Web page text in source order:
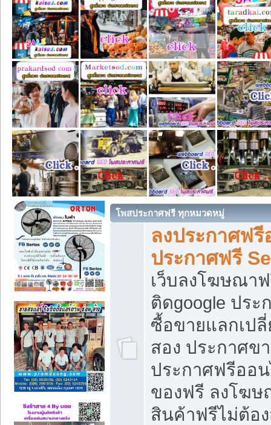
โพสประกาศฟรี ทุกหมวดหมู่
ลงประกาศฟ
ประกาศฟรี
เว็บลงโฆษณา
ติดgoogle ปร
ซื้อขายแลกเป
สอง ประกาศข
ประกาศฟรีออ
ของฟรี ลงโฆ
สินค้าฟรีไม่ต้อ